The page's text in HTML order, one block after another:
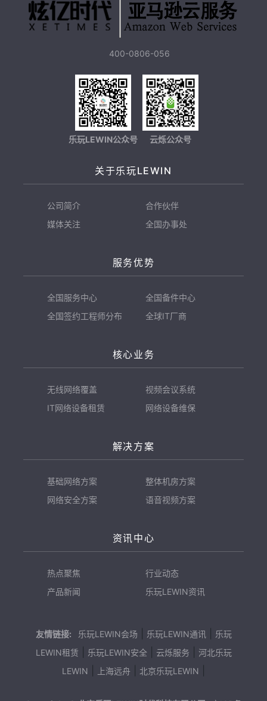
400-0806-056
乐玩LEWIN公众号 云烁公众号
关于乐玩LEWIN
公司简介
合作伙伴
媒体关注
全国办事处
服务优势
全国服务中心
全国备件中心
全国签约工程师分布
全球IT厂商
核心业务
无线网络覆盖
视频会议系统
IT网络设备租赁
网络设备维保
解决方案
基础网络方案
整体机房方案
网络安全方案
语音视频方案
资讯中心
热点聚焦
行业动态
产品新闻
乐玩LEWIN资讯
友情链接: 乐玩LEWIN会场 乐玩LEWIN通讯|
乐玩
LEWIN租赁
乐玩LEWIN安全| 云烁服务
河北乐玩
LEWIN
上海远舟 北京乐玩LEWIN